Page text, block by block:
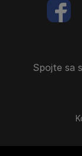
Spojte sa